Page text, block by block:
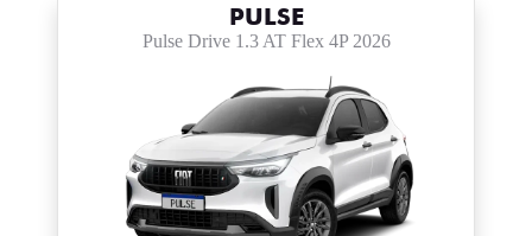
PULSE
Pulse Drive 1.3 AT Flex 4P 2026